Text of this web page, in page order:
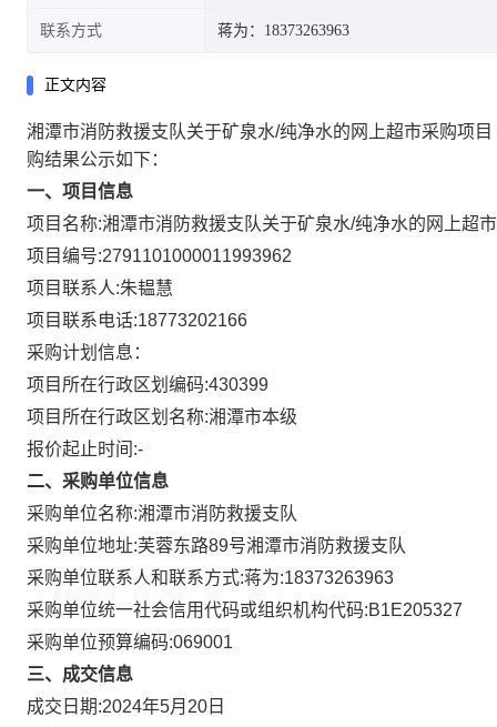
联系方式 蒋为：18373263963
正文内容
湘潭市消防救援支队关于矿泉水/纯净水的网上超市采购项目
购结果公示如下：
一、项目信息
项目名称:湘潭市消防救援支队关于矿泉水/纯净水的网上超
项目编号:2791101000011993962
项目联系人:朱韫慧
项目联系电话:18773202166
采购计划信息：
项目所在行政区划编码:430399
项目所在行政区划名称:湘潭市本级
报价起止时间:-
二、采购单位信息
采购单位名称:湘潭市消防救援支队
采购单位地址:芙蓉东路89号湘潭市消防救援支队
采购单位联系人和联系方式:蒋为:18373263963
采购单位统一社会信用代码或组织机构代码:B1E205327
采购单位预算编码:069001
三、成交信息
成交日期:2024年5月20日